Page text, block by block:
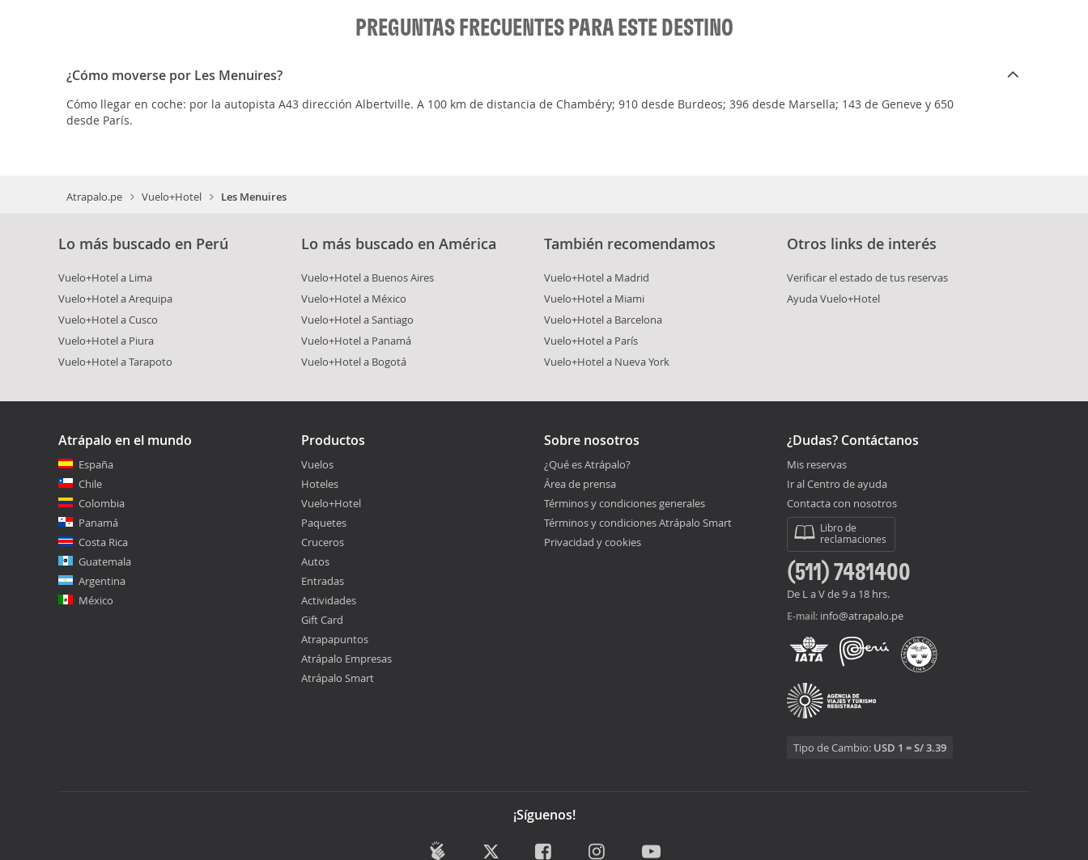
PREGUNTAS FRECUENTES PARA ESTE DESTINO
¿Cómo moverse por Les Menuires?
Cómo llegar en coche: por la autopista A43 dirección Albertville. A 100 km de distancia de Chambéry; 910 desde Burdeos; 396 desde Marsella; 143 de Geneve y 650
desde París.
Atrapalo.pe Vuelo+Hotel Les Menuires
Lo más buscado en Perú
Vuelo+Hotel a Lima
Vuelo+Hotel a Arequipa
Vuelo+Hotel a Cusco
Vuelo+Hotel a Piura
Vuelo+Hotel a Tarapoto
Lo más buscado en América
Vuelo+Hotel a Buenos Aires
Vuelo+Hotel a México
Vuelo+Hotel a Santiago
Vuelo+Hotel a Panamá
Vuelo+Hotel a Bogotá
También recomendamos
Vuelo+Hotel a Madrid
Vuelo+Hotel a Miami
Vuelo+Hotel a Barcelona
Vuelo+Hotel a París
Vuelo+Hotel a Nueva York
Otros links de interés
Verificar el estado de tus reservas
Ayuda Vuelo+Hotel
Atrápalo en el mundo
España
Chile
Colombia
Panamá
Costa Rica
Guatemala
Argentina
México
Productos
Vuelos
Hoteles
Vuelo+Hotel
Paquetes
Cruceros
Autos
Entradas
Actividades
Gift Card
Atrapapuntos
Atrápalo Empresas
Atrápalo Smart
Sobre nosotros
¿Qué es Atrápalo?
Área de prensa
Términos y condiciones generales
Términos y condiciones Atrápalo Smart
Privacidad y cookies
¿Dudas? Contáctanos
Mis reservas
Ir al Centro de ayuda
Contacta con nosotros
Libro de
reclamaciones
(511) 7481400
De L a V de 9 a 18 hrs.
E-mail: info@atrapalo.pe
Tipo de Cambio: USD 1 = S/ 3.39
¡Síguenos!